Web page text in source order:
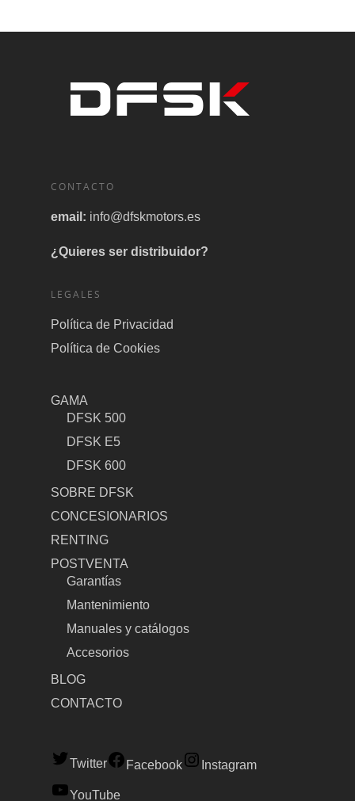
CONTACTO
email: info@dfskmotors.es
¿Quieres ser distribuidor?
LEGALES
Política de Privacidad
Política de Cookies
GAMA
DFSK 500
DFSK E5
DFSK 600
SOBRE DFSK
CONCESIONARIOS
RENTING
POSTVENTA
Garantías
Mantenimiento
Manuales y catálogos
Accesorios
BLOG
CONTACTO
Twitter Facebook Instagram
YouTube